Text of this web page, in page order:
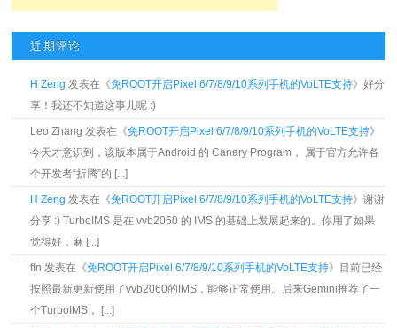
近期评论
H Zeng 发表在《免ROOT开启Pixel 6/7/8/9/10系列手机的VoLTE支持》好分
享！我还不知道这事儿呢 :)
Leo Zhang 发表在《免ROOT开启Pixel 6/7/8/9/10系列手机的VoLTE支持》
今天才意识到，该版本属于Android 的 Canary Program， 属于官方允许各
个开发者“折腾”的 [...]
H Zeng 发表在《免ROOT开启Pixel 6/7/8/9/10系列手机的VoLTE支持》谢谢
分享 :) TurboIMS 是在 vvb2060 的 IMS 的基础上发展起来的。你用了如果
觉得好，麻 [...]
ffn 发表在《免ROOT开启Pixel 6/7/8/9/10系列手机的VoLTE支持》目前已经
按照最新更新使用了vvb2060的IMS，能够正常使用。后来Gemini推荐了一
个TurboIMS， [...]